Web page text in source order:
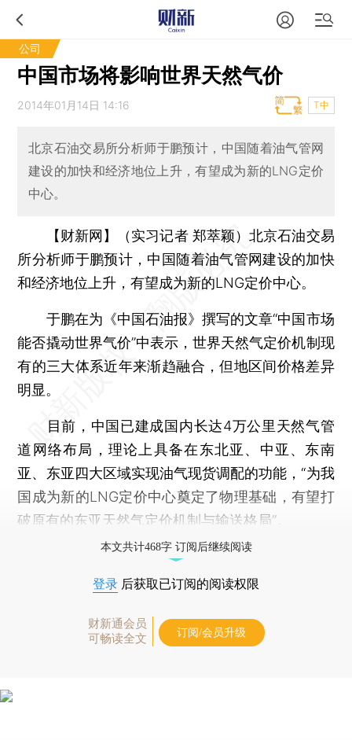
公司
中国市场将影响世界天然气价
2014年01月14日 14:16 T中
北京石油交易所分析师于鹏预计，中国随着油气管网
建设的加快和经济地位上升，有望成为新的LNG定价
中心。
【财新网】（实习记者 郑萃颖）北京石油交易
所分析师于鹏预计，中国随着油气管网建设的加快
和经济地位上升，有望成为新的LNG定价中心。
于鹏在为《中国石油报》撰写的文章“中国市场
能否撬动世界气价”中表示，世界天然气定价机制现
有的三大体系近年来渐趋融合，但地区间价格差异
明显。
目前，中国已建成国内长达4万公里天然气管
道网络布局，理论上具备在东北亚、中亚、东南
亚、东亚四大区域实现油气现货调配的功能，“为我
国成为新的LNG定价中心奠定了物理基础，有望打
破原有的东亚天然气定价机制与输送格局”。
本文共计468字 订阅后继续阅读
登录 后获取已订阅的阅读权限
财新通会员
可畅读全文
订阅/会员升级